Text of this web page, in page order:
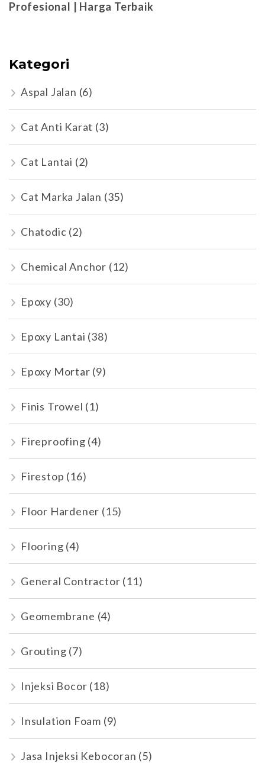
Profesional | Harga Terbaik
Kategori
Aspal Jalan (6)
Cat Anti Karat (3)
Cat Lantai (2)
Cat Marka Jalan (35)
Chatodic (2)
Chemical Anchor (12)
Epoxy (30)
Epoxy Lantai (38)
Epoxy Mortar (9)
Finis Trowel (1)
Fireproofing (4)
Firestop (16)
Floor Hardener (15)
Flooring (4)
General Contractor (11)
Geomembrane (4)
Grouting (7)
Injeksi Bocor (18)
Insulation Foam (9)
Jasa Injeksi Kebocoran (5)